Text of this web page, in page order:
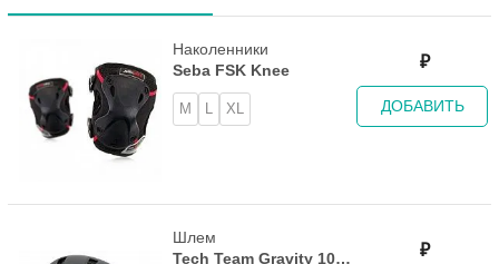
Наколенники
Seba FSK Knee
M L XL
₽
ДОБАВИТЬ
Шлем
Tech Team Gravity 1000
₽